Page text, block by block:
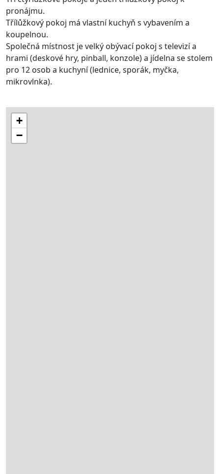
pronájmu.
Třílůžkový pokoj má vlastní kuchyň s vybavením a
koupelnou.
Společná místnost je velký obývací pokoj s televizí a
hrami (deskové hry, pinball, konzole) a jídelna se stolem
pro 12 osob a kuchyní (lednice, sporák, myčka,
mikrovlnka).
+
−